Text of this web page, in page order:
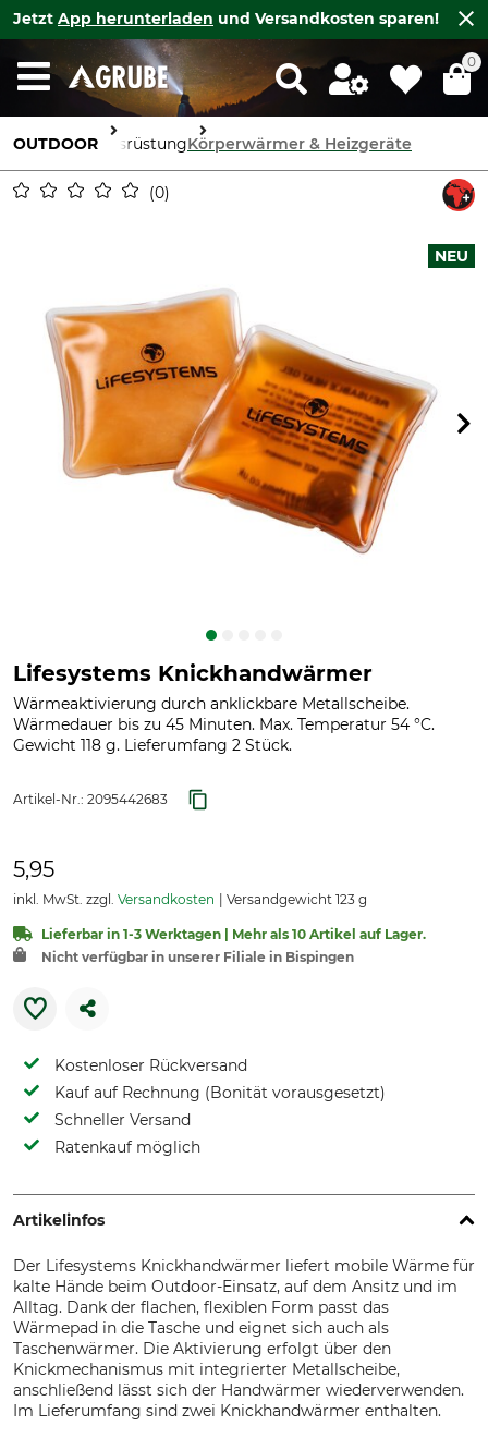
Jetzt App herunterladen und Versandkosten sparen!
0
OUTDOOR AusrüstungKörperwärmer & Heizgeräte
0
NEU
Lifesystems Knickhandwärmer
Wärmeaktivierung durch anklickbare Metallscheibe.
Wärmedauer bis zu 45 Minuten. Max. Temperatur 54 °C.
Gewicht 118 g. Lieferumfang 2 Stück.
Artikel-Nr.: 2095442683
5,95
inkl. MwSt. zzgl. Versandkosten Versandgewicht 123 g
Lieferbar in 1-3 Werktagen | Mehr als 10 Artikel auf Lager.
Nicht verfügbar in unserer Filiale in Bispingen
Kostenloser Rückversand
Kauf auf Rechnung (Bonität vorausgesetzt)
Schneller Versand
Ratenkauf möglich
Artikelinfos
Der Lifesystems Knickhandwärmer liefert mobile Wärme für
kalte Hände beim Outdoor-Einsatz, auf dem Ansitz und im
Alltag. Dank der flachen, flexiblen Form passt das
Wärmepad in die Tasche und eignet sich auch als
Taschenwärmer. Die Aktivierung erfolgt über den
Knickmechanismus mit integrierter Metallscheibe,
anschließend lässt sich der Handwärmer wiederverwenden.
Im Lieferumfang sind zwei Knickhandwärmer enthalten.